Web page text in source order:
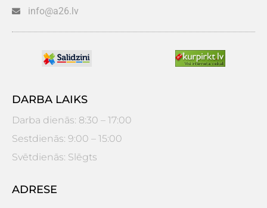
info@a26.lv
DARBA LAIKS
Darba dienās: 8:30 – 17:00
Sestdienās: 9:00 – 15:00
Svētdienās: Slēgts
ADRESE